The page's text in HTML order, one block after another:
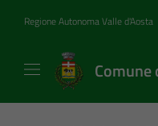
Regione Autonoma Valle d'Aosta
Comune